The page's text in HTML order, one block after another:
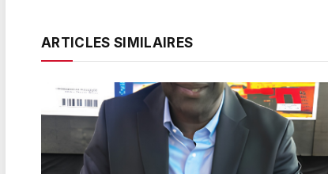
ARTICLES SIMILAIRES